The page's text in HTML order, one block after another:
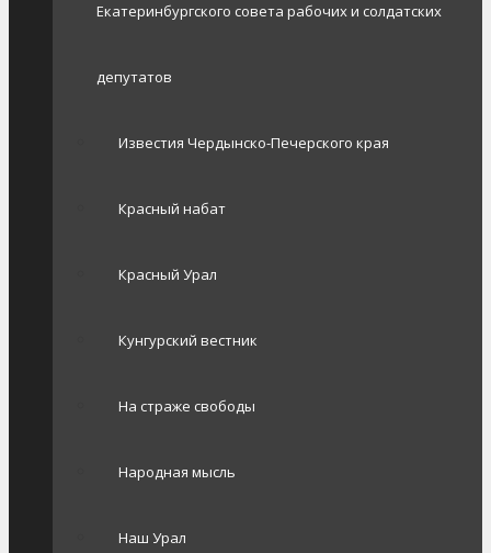
Екатеринбургского совета рабочих и солдатских
депутатов
Известия Чердынско-Печерского края
Красный набат
Красный Урал
Кунгурский вестник
На страже свободы
Народная мысль
Наш Урал